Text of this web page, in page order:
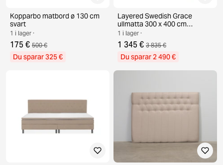
Kopparbo matbord ø 130 cm
svart
1 i lager ·
175 € 500 €
Du sparar 325 €
Layered Swedish Grace
ullmatta 300 x 400 cm
Oatmeal
1 i lager ·
1 345 € 3 835 €
Du sparar 2 490 €